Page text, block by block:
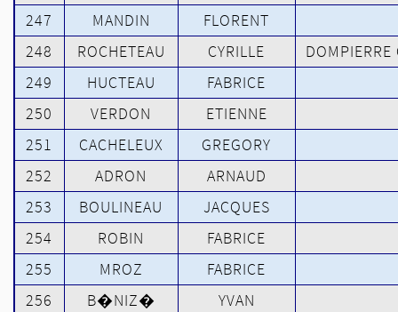
247
MANDIN
FLORENT
248
ROCHETEAU CYRILLE
DOMPIERRE
249
HUCTEAU
FABRICE
250
VERDON
ETIENNE
251
CACHELEUX
GREGORY
252
ADRON
ARNAUD
253
BOULINEAU
JACQUES
254
ROBIN
FABRICE
255
MROZ
FABRICE
256
B�NIZ�
YVAN